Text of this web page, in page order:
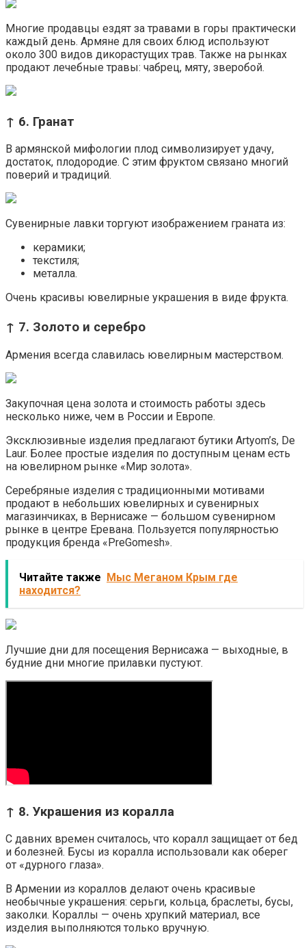
Многие продавцы ездят за травами в горы практически
каждый день. Армяне для своих блюд используют
около 300 видов дикорастущих трав. Также на рынках
продают лечебные травы: чабрец, мяту, зверобой.
↑ 6. Гранат
В армянской мифологии плод символизирует удачу,
достаток, плодородие. С этим фруктом связано многий
поверий и традиций.
Сувенирные лавки торгуют изображением граната из:
керамики;
текстиля;
металла.
Очень красивы ювелирные украшения в виде фрукта.
↑ 7. Золото и серебро
Армения всегда славилась ювелирным мастерством.
Закупочная цена золота и стоимость работы здесь
несколько ниже, чем в России и Европе.
Эксклюзивные изделия предлагают бутики Artyom’s, De
Laur. Более простые изделия по доступным ценам есть
на ювелирном рынке «Мир золота».
Серебряные изделия с традиционными мотивами
продают в небольших ювелирных и сувенирных
магазинчиках, в Вернисаже — большом сувенирном
рынке в центре Еревана. Пользуется популярностью
продукция бренда «PreGomesh».
Читайте также Мыс Меганом Крым где
находится?
Лучшие дни для посещения Вернисажа — выходные, в
будние дни многие прилавки пустуют.
↑ 8. Украшения из коралла
С давних времен считалось, что коралл защищает от бед
и болезней. Бусы из коралла использовали как оберег
от «дурного глаза».
В Армении из кораллов делают очень красивые
необычные украшения: серьги, кольца, браслеты, бусы,
заколки. Кораллы — очень хрупкий материал, все
изделия выполняются только вручную.